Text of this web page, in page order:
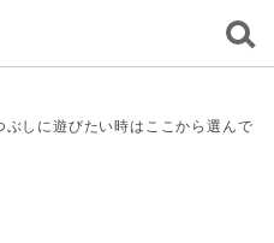
しに遊びたい時はここから選んで